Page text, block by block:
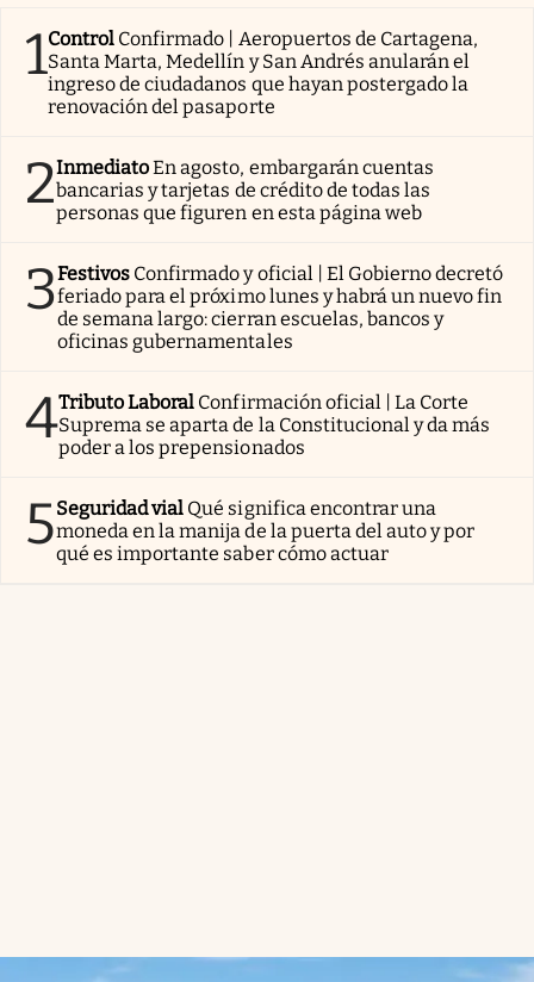
1Control Confirmado | Aeropuertos de Cartagena,
Santa Marta, Medellín y San Andrés anularán el
ingreso de ciudadanos que hayan postergado la
renovación del pasaporte
2InmediatoEn agosto, embargarán cuentas
bancarias y tarjetas de crédito de todas las
personas que figuren en esta página web
3Festivos Confirmado y oficial | El Gobierno decretó
feriado para el próximo lunes y habrá un nuevo fin
de semana largo: cierran escuelas, bancos y
oficinas gubernamentales
4Tributo Laboral Confirmación oficial | La Corte
Suprema se aparta de la Constitucional y da más
poder a los prepensionados
5Seguridad vial Qué significa encontrar una
moneda en la manija de la puerta del auto y por
qué es importante saber cómo actuar